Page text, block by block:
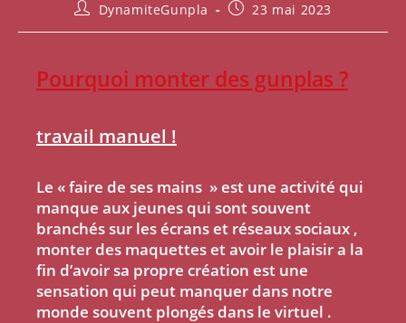
DynamiteGunpla 23 mai 2023
Pourquoi monter des gunplas ?
travail manuel !
Le « faire de ses mains » est une activité qui
manque aux jeunes qui sont souvent
branchés sur les écrans et réseaux sociaux ,
monter des maquettes et avoir le plaisir a la
fin d’avoir sa propre création est une
sensation qui peut manquer dans notre
monde souvent plongés dans le virtuel .